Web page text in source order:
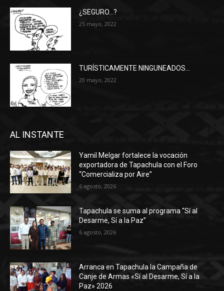
¿SEGURO…?
25 mayo, 2022
TURÍSTICAMENTE NINGUNEADOS…
20 mayo, 2022
AL INSTANTE
Yamil Melgar fortalece la vocación
exportadora de Tapachula con el Foro
“Comercializa por Aire”
6 agosto, 2026
Tapachula se suma al programa “Sí al
Desarme, Sí a la Paz”
6 agosto, 2026
Arranca en Tapachula la Campaña de
Canje de Armas «Sí al Desarme, Sí a la
Paz» 2026